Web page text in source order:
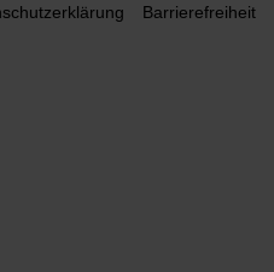
Barrierefreiheit